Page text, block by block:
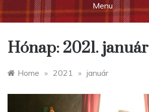
Menu
Hónap: 2021. január
Home » 2021 » január